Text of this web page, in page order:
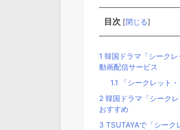
目次 [閉じる]
1 韓国ドラマ「シーク
動画配信サービス
1.1 「シークレット
2 韓国ドラマ「シーク
おすすめ
3 TSUTAYAで「シーク